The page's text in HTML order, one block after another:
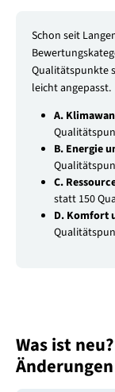
Schon seit
Qualitätspunkte
leicht angepasst.
A.
B. Energie
C.
statt 150
D. Komfort
Was ist